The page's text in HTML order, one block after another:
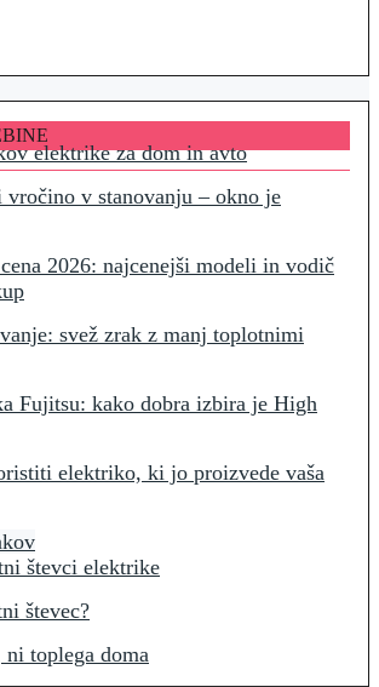
elektrike za dom in avto
v stanovanju – okno je
2026: najcenejši modeli in vodič
svež zrak z manj toplotnimi
Fujitsu: kako dobra izbira je High
elektriko, ki jo proizvede vaša
števci elektrike
števec?
toplega doma